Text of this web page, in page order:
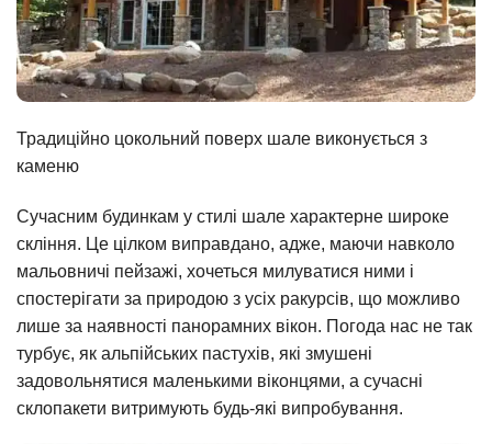
Традиційно цокольний поверх шале виконується з
каменю
Сучасним будинкам у стилі шале характерне широке
скління. Це цілком виправдано, адже, маючи навколо
мальовничі пейзажі, хочеться милуватися ними і
спостерігати за природою з усіх ракурсів, що можливо
лише за наявності панорамних вікон. Погода нас не так
турбує, як альпійських пастухів, які змушені
задовольнятися маленькими віконцями, а сучасні
склопакети витримують будь-які випробування.